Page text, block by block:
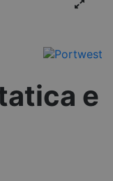
e